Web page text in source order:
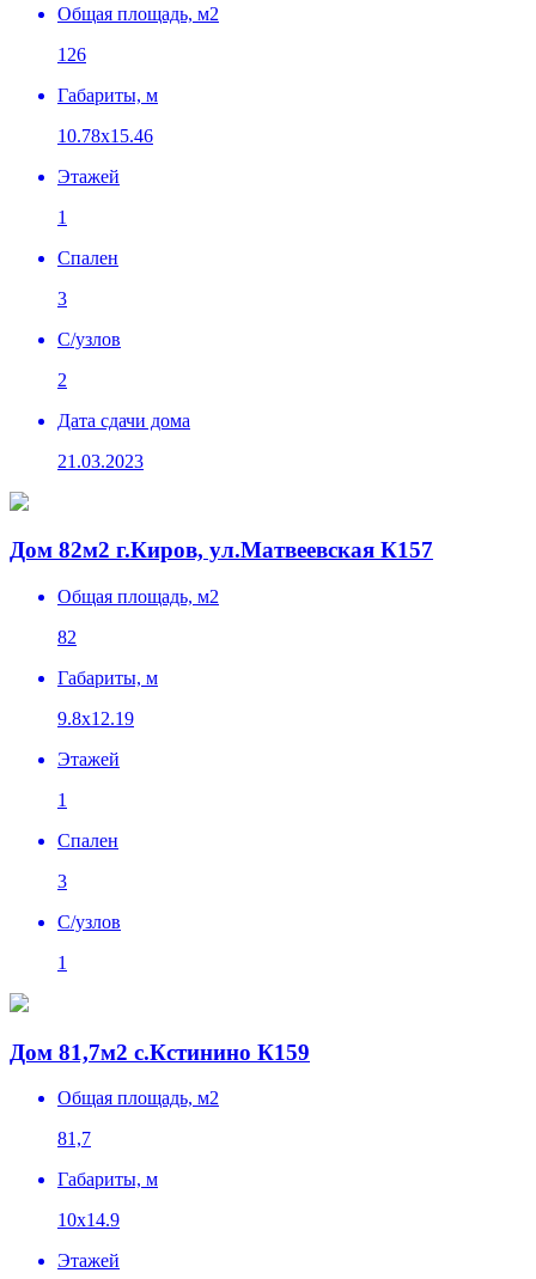
Общая площадь, м2
126
Габариты, м
10.78х15.46
Этажей
1
Спален
3
C/узлов
2
Дата сдачи дома
21.03.2023
Дом 82м2 г.Киров, ул.Матвеевская К157
Общая площадь, м2
82
Габариты, м
9.8х12.19
Этажей
1
Спален
3
C/узлов
1
Дом 81,7м2 с.Кстинино К159
Общая площадь, м2
81,7
Габариты, м
10х14.9
Этажей